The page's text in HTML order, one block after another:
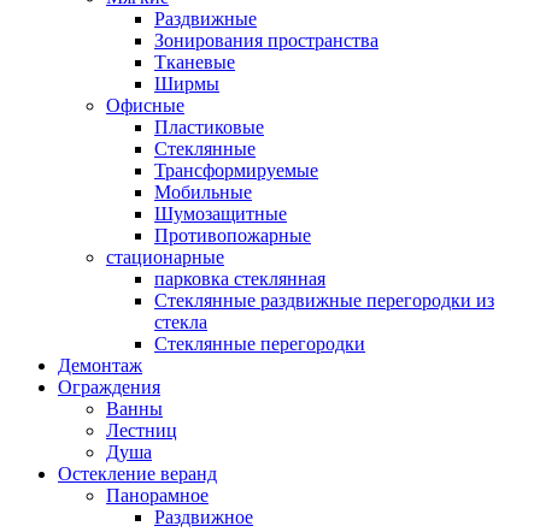
Раздвижные
Зонирования пространства
Тканевые
Ширмы
Офисные
Пластиковые
Стеклянные
Трансформируемые
Мобильные
Шумозащитные
Противопожарные
стационарные
парковка стеклянная
Стеклянные раздвижные перегородки из
стекла
Стеклянные перегородки
Демонтаж
Ограждения
Ванны
Лестниц
Душа
Остекление веранд
Панорамное
Раздвижное